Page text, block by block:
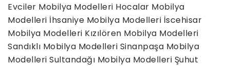
Evciler Mobilya Modelleri Hocalar Mobilya
Modelleri İhsaniye Mobilya Modelleri İscehisar
Mobilya Modelleri Kızılören Mobilya Modelleri
Sandıklı Mobilya Modelleri Sinanpaşa Mobilya
Modelleri Sultandağı Mobilya Modelleri Şuhut